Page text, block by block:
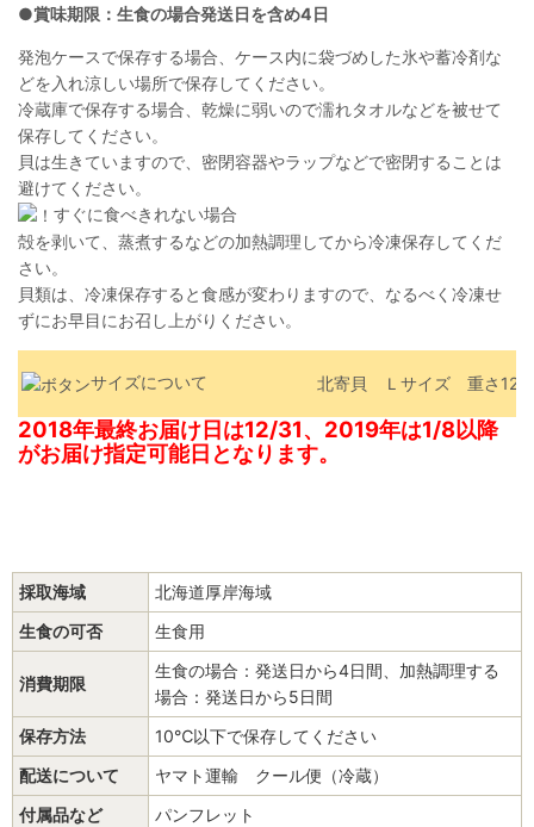
●賞味期限：生食の場合発送日を含め4日
発泡ケースで保存する場合、ケース内に袋づめした氷や蓄冷剤な
どを入れ涼しい場所で保存してください。
冷蔵庫で保存する場合、乾燥に弱いので濡れタオルなどを被せて
保存してください。
貝は生きていますので、密閉容器やラップなどで密閉することは
避けてください。
すぐに食べきれない場合
殻を剥いて、蒸煮するなどの加熱調理してから冷凍保存してくだ
さい。
貝類は、冷凍保存すると食感が変わりますので、なるべく冷凍せ
ずにお早目にお召し上がりください。
サイズについて 北寄貝 Ｌサイズ 重さ120
2018年最終お届け日は12/31、2019年は1/8以降
がお届け指定可能日となります。
採取海域
北海道厚岸海域
生食の可否
生食用
消費期限
生食の場合：発送日から4日間、加熱調理する
場合：発送日から5日間
保存方法
10℃以下で保存してください
配送について
ヤマト運輸 クール便（冷蔵）
付属品など
パンフレット